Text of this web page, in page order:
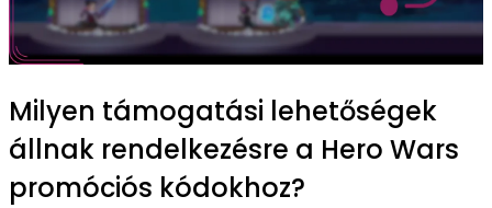
Milyen támogatási lehetőségek
állnak rendelkezésre a Hero Wars
promóciós kódokhoz?